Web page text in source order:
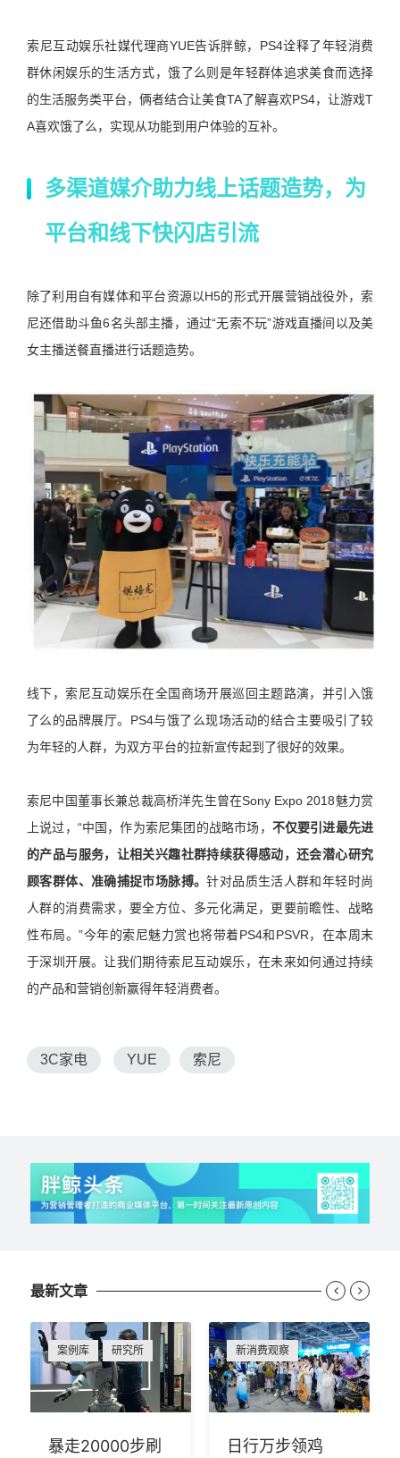
索尼互动娱乐社媒代理商YUE告诉胖鲸， PS4诠释了年轻消费
群休闲娱乐的生活方式，饿了么则是年轻群体追求美食而选择
的生活服务类平台，俩者结合让美食TA了解喜欢PS4，让游戏T
A喜欢饿了么，实现从功能到用户体验的互补。
多渠道媒介助力线上话题造势，为
平台和线下快闪店引流
除了利用自有媒体和平台资源以H5的形式开展营销战役外，索
尼还借助斗鱼6名头部主播，通过“无索不玩”游戏直播间以及美
女主播送餐直播进行话题造势。
线下，索尼互动娱乐在全国商场开展巡回主题路演，并引入饿
了么的品牌展厅。 PS4与饿了么现场活动的结合主要吸引了较
为年轻的人群，为双方平台的拉新宣传起到了很好的效果。
索尼中国董事长兼总裁高桥洋先生曾在Sony Expo 2018魅力赏
上说过， “中国，作为索尼集团的战略市场， 不仅要引进最先进
的产品与服务，让相关兴趣社群持续获得感动，还会潜心研究
顾客群体、准确捕捉市场脉搏。针对品质生活人群和年轻时尚
人群的消费需求，要全方位、多元化满足，更要前瞻性、战略
性布局。 ”今年的索尼魅力赏也将带着PS4和PSVR，在本周末
于深圳开展。让我们期待索尼互动娱乐，在未来如何通过持续
的产品和营销创新赢得年轻消费者。
3C家电 YUE 索尼
最新文章
案例库 研究所
暴走20000步刷
新消费观察
日行万步领鸡
 